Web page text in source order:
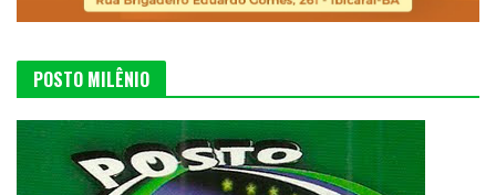
POSTO MILÊNIO